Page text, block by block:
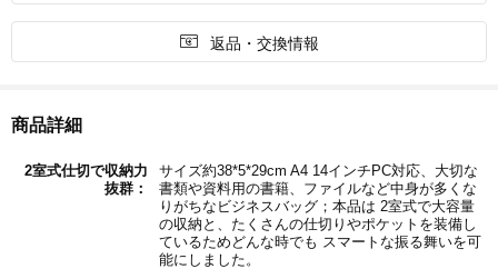
 返品・交換情報
商品詳細
2室式仕切で収納力
抜群：
サイズ約38*5*29cm A4 14インチPC対応、大切な
書類や資料用の書籍、ファイルなど中身が多くな
りがちなビジネスバッグ；本品は 2室式で大容量
の収納と、たくさんの仕切りやポケットを装備し
ているためどんな時でも スマートな振る舞いを可
能にしました。